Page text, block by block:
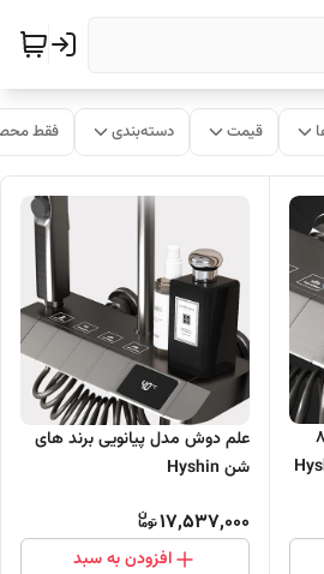
قیمت دسته‌بندی فقط
علم دوش مدل پیانویی برند های
شن Hyshin
17,537,000
افزودن به سبد